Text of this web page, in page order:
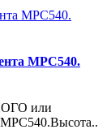
MPC540.
или